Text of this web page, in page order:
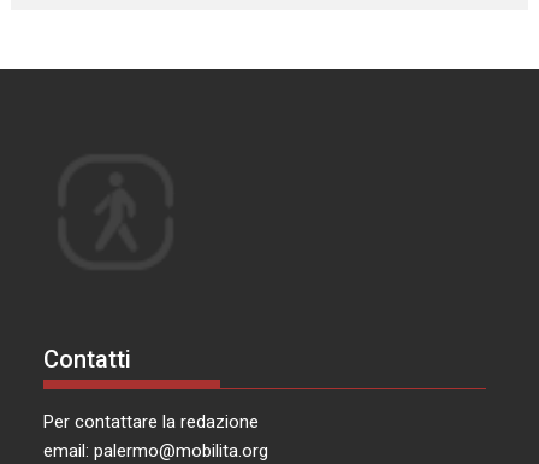
Contatti
Per contattare la redazione
email:palermo@mobilita.org